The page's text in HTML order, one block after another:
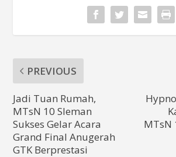
PREVIOUS
Jadi Tuan Rumah,
MTsN 10 Sleman
Sukses Gelar Acara
Grand Final Anugerah
GTK Berprestasi
MTsN